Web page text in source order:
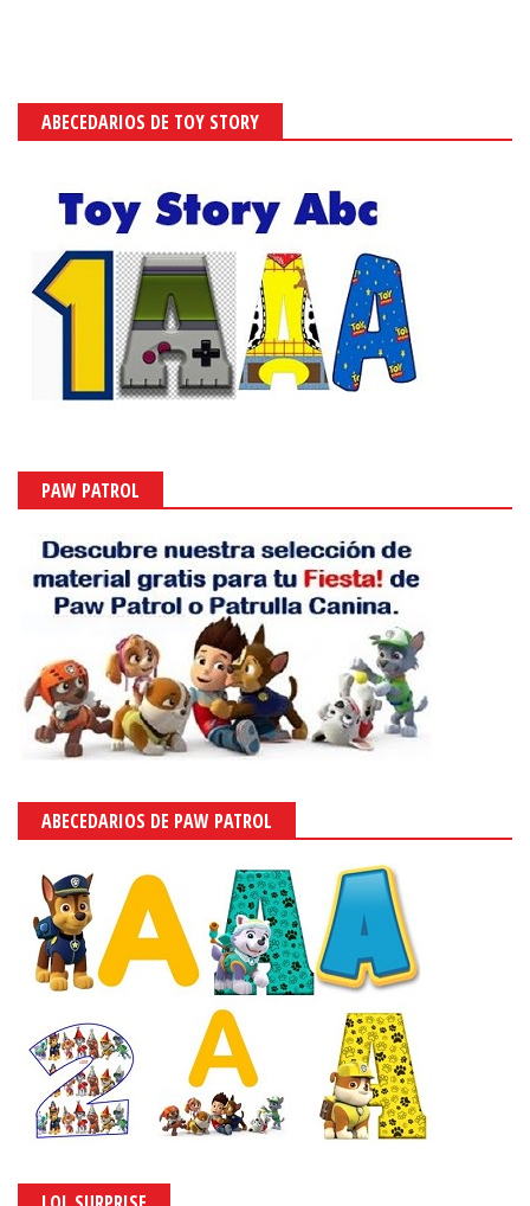
ABECEDARIOS DE TOY STORY
PAW PATROL
ABECEDARIOS DE PAW PATROL